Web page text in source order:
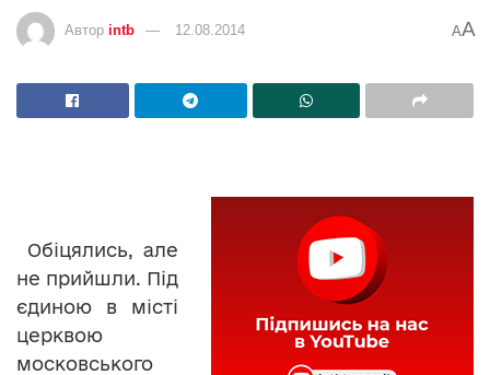
Автор intb 12.08.2014 AA
Обіцялись, але
не прийшли. Під
єдиною в місті
церквою
московського